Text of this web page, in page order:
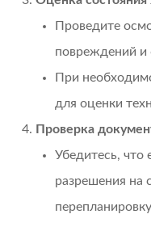
Проведите
повреждений и
При
для оценки
Проверка
Убедитесь, что
разрешения на